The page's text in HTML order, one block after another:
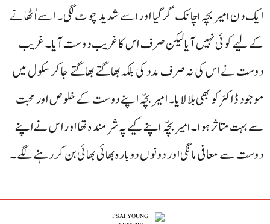
ایک دن امیر بچہ اچانک گر گیا اور اسے شدید چوٹ لگی۔ اسے اُٹھانے
کے لیے کوئی نہیں آیالیکن صرف اس کاغریب دوست آیا۔ غریب
دوست نے اس کی نہ صرف مدد کی بلکہ بھاگتے بھاگتے جا کر سکول میں
موجود ڈاکٹر کو بھی بلا لایا۔ امیر بچّہ اپنے دوست کے خلوص اور محبت
سے بہت متاثر ہوا۔ امیر بچّہ اپنے کیے پہ شرمندہ تھا اور اس نے اپنے
دوست سے معافی مانگی اور دونوں دوبارہ بھائی بھائی بن کر رہنے لگے۔